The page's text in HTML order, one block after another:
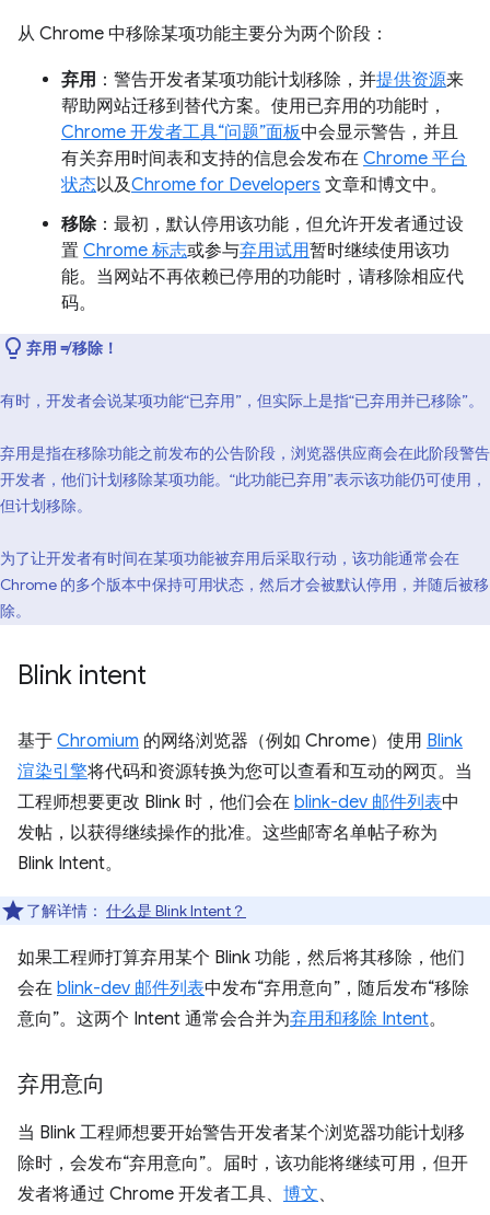
从 Chrome 中移除某项功能主要分为两个阶段：
弃用 ：警告开发者某项功能计划移除，并提供资源来
帮助网站迁移到替代方案。使用已弃用的功能时，
Chrome 开发者工具“问题”面板中会显示警告，并且
有关弃用时间表和支持的信息会发布在 Chrome 平台
状态以及Chrome for Developers 文章和博文中。
移除：最初，默认停用该功能，但允许开发者通过设
置 Chrome 标志或参与弃用试用暂时继续使用该功
能。当网站不再依赖已停用的功能时，请移除相应代
码。
弃用 ≠ 移除！
有时，开发者会说某项功能“已弃用”，但实际上是指“已弃用并已移除”。
弃用是指在移除功能之前发布的公告阶段，浏览器供应商会在此阶段警告
开发者，他们计划移除某项功能。“此功能已弃用”表示该功能仍可使用，
但计划移除。
为了让开发者有时间在某项功能被弃用后采取行动，该功能通常会在
Chrome 的多个版本中保持可用状态，然后才会被默认停用，并随后被移
除。
Blink intent
基于 Chromium 的网络浏览器（例如 Chrome）使用 Blink
渲染引擎将代码和资源转换为您可以查看和互动的网页。当
工程师想要更改 Blink 时，他们会在 blink-dev 邮件列表中
发帖，以获得继续操作的批准。这些邮寄名单帖子称为
Blink Intent。
了解详情： 什么是 Blink Intent？
如果工程师打算弃用某个 Blink 功能，然后将其移除，他们
会在 blink-dev 邮件列表中发布“弃用意向”，随后发布“移除
意向”。这两个 Intent 通常会合并为弃用和移除 Intent。
弃用意向
当 Blink 工程师想要开始警告开发者某个浏览器功能计划移
除时，会发布“弃用意向”。届时，该功能将继续可用，但开
发者将通过 Chrome 开发者工具、 博文、